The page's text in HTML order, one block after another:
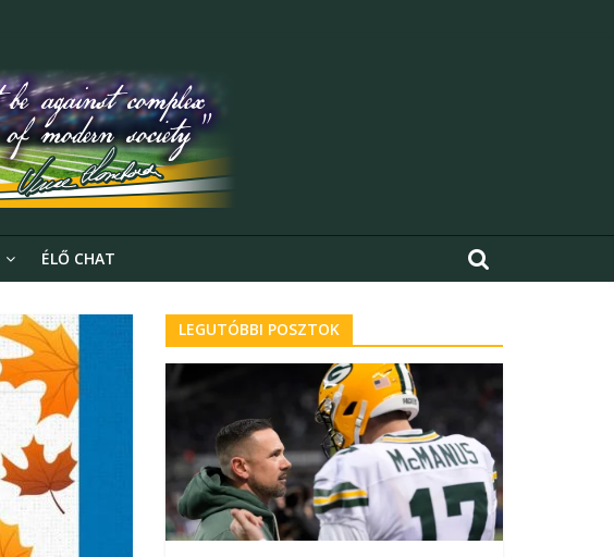
ÉLŐ CHAT
LEGUTÓBBI POSZTOK